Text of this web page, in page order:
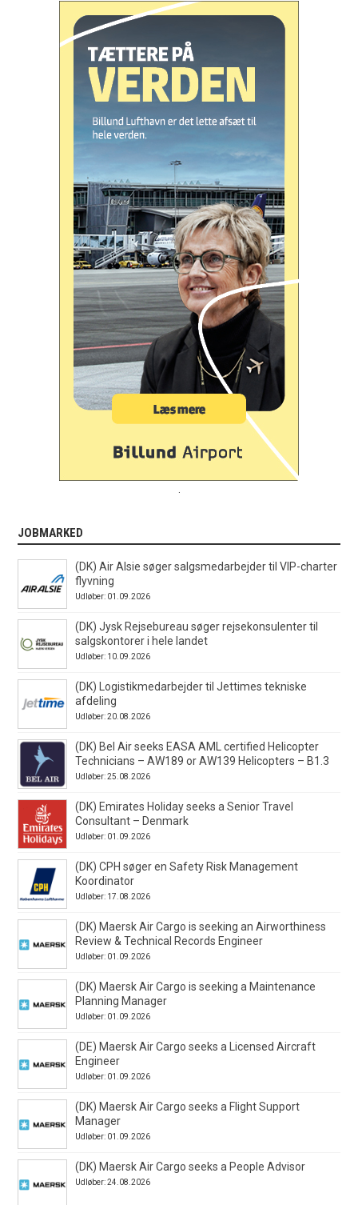
JOBMARKED
(DK) Air Alsie søger salgsmedarbejder til VIP-charter
flyvning
Udløber: 01.09.2026
(DK) Jysk Rejsebureau søger rejsekonsulenter til
salgskontorer i hele landet
Udløber: 10.09.2026
(DK) Logistikmedarbejder til Jettimes tekniske
afdeling
Udløber: 20.08.2026
(DK) Bel Air seeks EASA AML certified Helicopter
Technicians – AW189 or AW139 Helicopters – B1.3
Udløber: 25.08.2026
(DK) Emirates Holiday seeks a Senior Travel
Consultant – Denmark
Udløber: 01.09.2026
(DK) CPH søger en Safety Risk Management
Koordinator
Udløber: 17.08.2026
(DK) Maersk Air Cargo is seeking an Airworthiness
Review & Technical Records Engineer
Udløber: 01.09.2026
(DK) Maersk Air Cargo is seeking a Maintenance
Planning Manager
Udløber: 01.09.2026
(DE) Maersk Air Cargo seeks a Licensed Aircraft
Engineer
Udløber: 01.09.2026
(DK) Maersk Air Cargo seeks a Flight Support
Manager
Udløber: 01.09.2026
(DK) Maersk Air Cargo seeks a People Advisor
Udløber: 24.08.2026